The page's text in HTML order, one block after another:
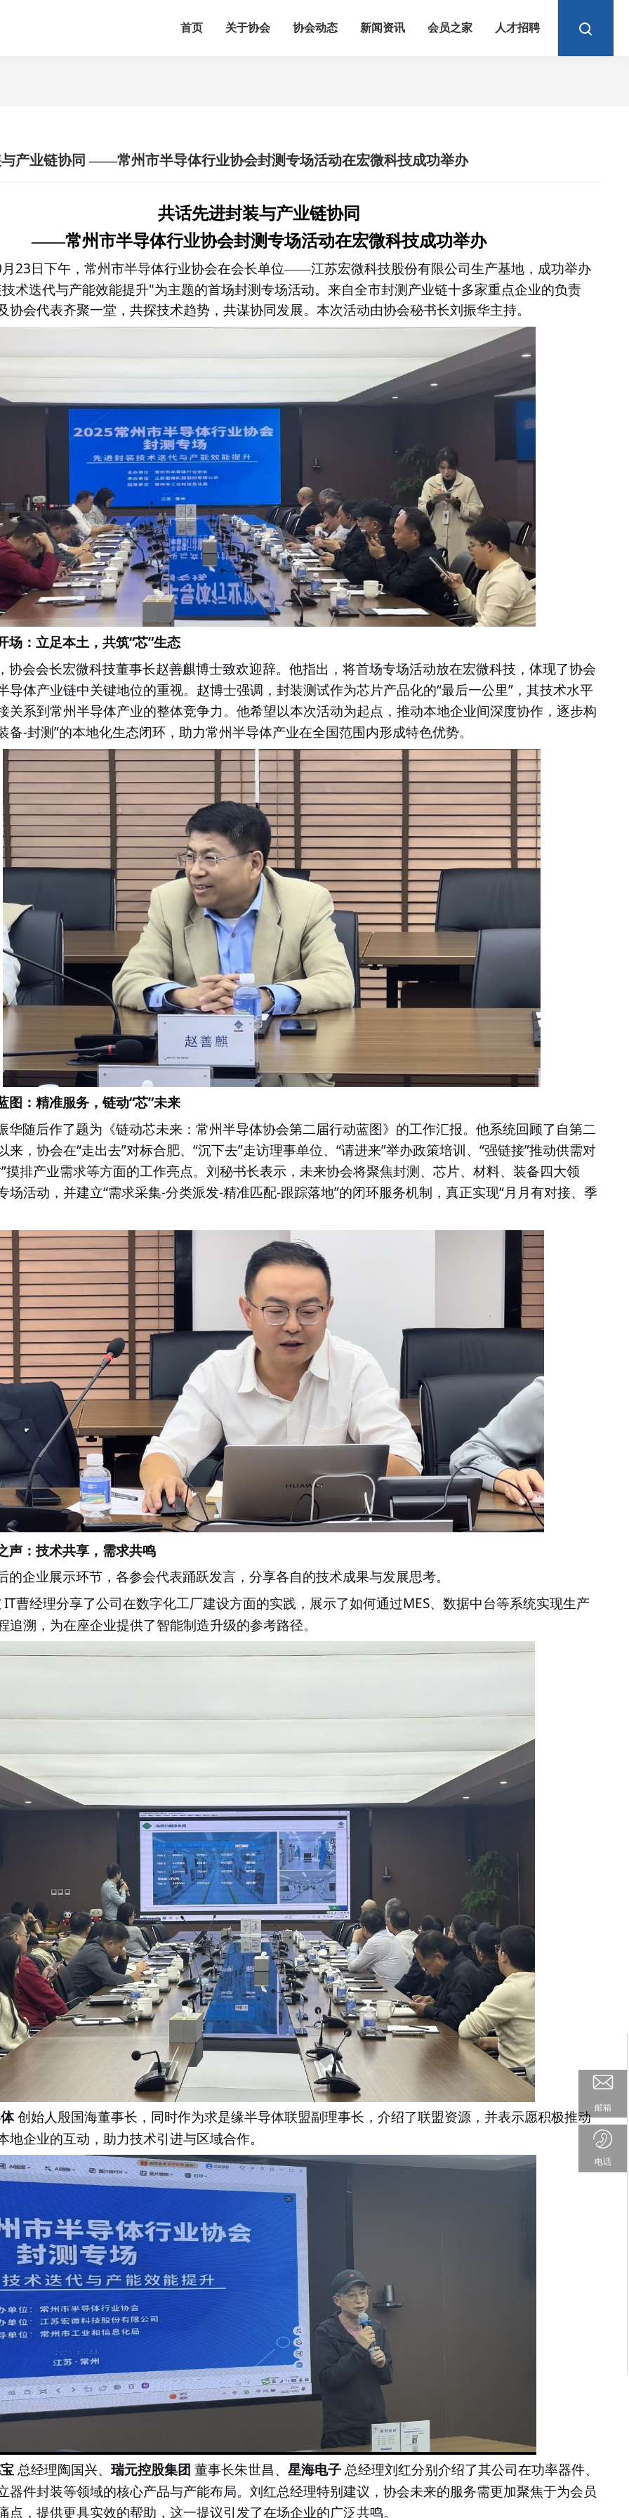
首页 关于协会 协会动态 新闻资讯 会员之家 人才招聘
产业链协同 ——常州市半导体行业协会封测专场活动在宏微科技成功举办
共话先进封装与产业链协同
——常州市半导体行业协会封测专场活动在宏微科技成功举办
月 23日下午，常州市半导体行业协会在会长单位——江苏宏微科技股份有限公司生产基地，成功举办
术迭代与产能效能提升"为主题的首场封测专场活动。来自全市封测产业链十多家重点企业的负责
协会代表齐聚一堂，共探技术趋势，共谋协同发展。本次活动由协会秘书长刘振华主持。
场：立足本土，共筑“芯”生态
协会会长宏微科技董事长赵善麒博士致欢迎辞。他指出，将首场专场活动放在宏微科技，体现了协会
导体产业链中关键地位的重视。赵博士强调，封装测试作为芯片产品化的“最后一公里” ，其技术水平
关系到常州半导体产业的整体竞争力。他希望以本次活动为起点，推动本地企业间深度协作，逐步构
备-封测”的本地化生态闭环，助力常州半导体产业在全国范围内形成特色优势。
图：精准服务，链动“芯”未来
华随后作了题为《链动芯未来：常州半导体协会第二届行动蓝图》的工作汇报。他系统回顾了自第二
来，协会在“走出去”对标合肥、“沉下去”走访理事单位、“请进来”举办政策培训、“强链接”推动供需对
”摸排产业需求等方面的工作亮点。刘秘书长表示，未来协会将聚焦封测、芯片、材料、装备四大领
场活动，并建立“需求采集-分类派发-精准匹配-跟踪落地”的闭环服务机制，真正实现“月月有对接、季
声：技术共享，需求共鸣
的企业展示环节，各参会代表踊跃发言，分享各自的技术成果与发展思考。
IT曹经理分享了公司在数字化工厂建设方面的实践，展示了如何通过MES、数据中台等系统实现生产
追溯，为在座企业提供了智能制造升级的参考路径。
创始人殷国海董事长，同时作为求是缘半导体联盟副理事长，介绍了联盟资源，并表示愿积极推动
地企业的互动，助力技术引进与区域合作。
总经理陶国兴、瑞元控股集团 董事长朱世昌、星海电子 总经理刘红分别介绍了其公司在功率器件、
器件封装等领域的核心产品与产能布局。刘红总经理特别建议，协会未来的服务需更加聚焦于为会员
点，提供更具实效的帮助，这一提议引发了在场企业的广泛共鸣。
邮箱
电话